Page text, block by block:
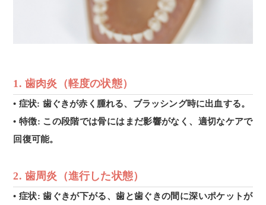
1.歯肉炎 （軽度の状態）
• 症状: 歯ぐきが赤く腫れる、ブラッシング時に出血する。
• 特徴: この段階では骨にはまだ影響がなく、適切なケアで
回復可能。
2.歯周炎（進行した状態）
• 症状: 歯ぐきが下がる、歯と歯ぐきの間に深いポケットが